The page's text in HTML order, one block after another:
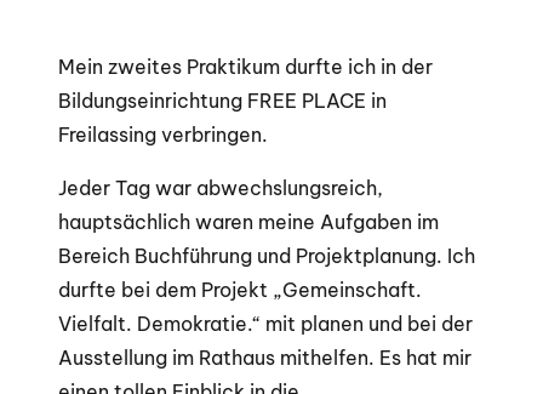
Mein zweites Praktikum durfte ich in der
Bildungseinrichtung FREE PLACE in
Freilassing verbringen.
Jeder Tag war abwechslungsreich,
hauptsächlich waren meine Aufgaben im
Bereich Buchführung und Projektplanung. Ich
durfte bei dem Projekt „Gemeinschaft.
Vielfalt. Demokratie.“ mit planen und bei der
Ausstellung im Rathaus mithelfen. Es hat mir